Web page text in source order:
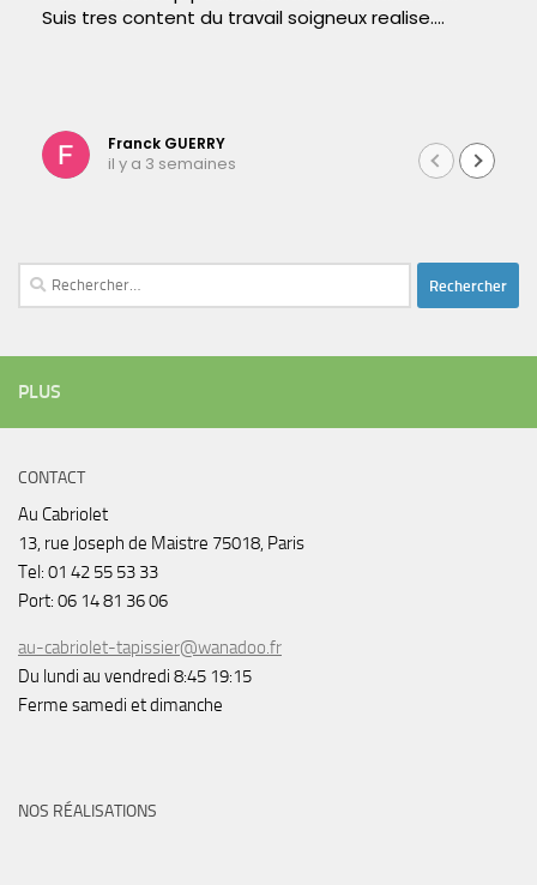
Suis tres content du travail soigneux realise....
Franck GUERRY
il y a 3 semaines
Rechercher :
PLUS
CONTACT
Au Cabriolet
13, rue Joseph de Maistre 75018, Paris
Tel: 01 42 55 53 33
Port: 06 14 81 36 06
au-cabriolet-tapissier@wanadoo.fr
Du lundi au vendredi 8:45 19:15
Ferme samedi et dimanche
NOS RÉALISATIONS